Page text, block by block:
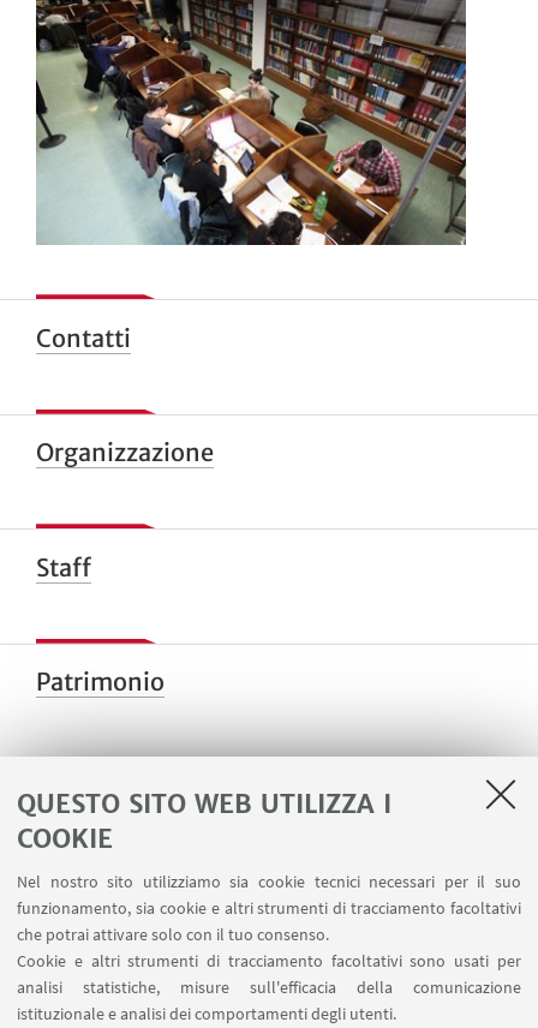
QUESTO SITO WEB UTILIZZA I
COOKIE
Nel nostro sito utilizziamo sia cookie tecnici necessari per il suo
funzionamento, sia cookie e altri strumenti di tracciamento facoltativi
che potrai attivare solo con il tuo consenso.
Cookie e altri strumenti di tracciamento facoltativi sono usati per
analisi statistiche, misure sull'efficacia della comunicazione
istituzionale e analisi dei comportamenti degli utenti.
Contatti
Organizzazione
Staff
Patrimonio
La Biblioteca Clinica: la sua storia per tappe
La nascita e l'evoluzione della biblioteca nel corso
degli anni.
Gli spazi della Biblioteca per immagini
Alcune immagini delle stanze e dei tesori della